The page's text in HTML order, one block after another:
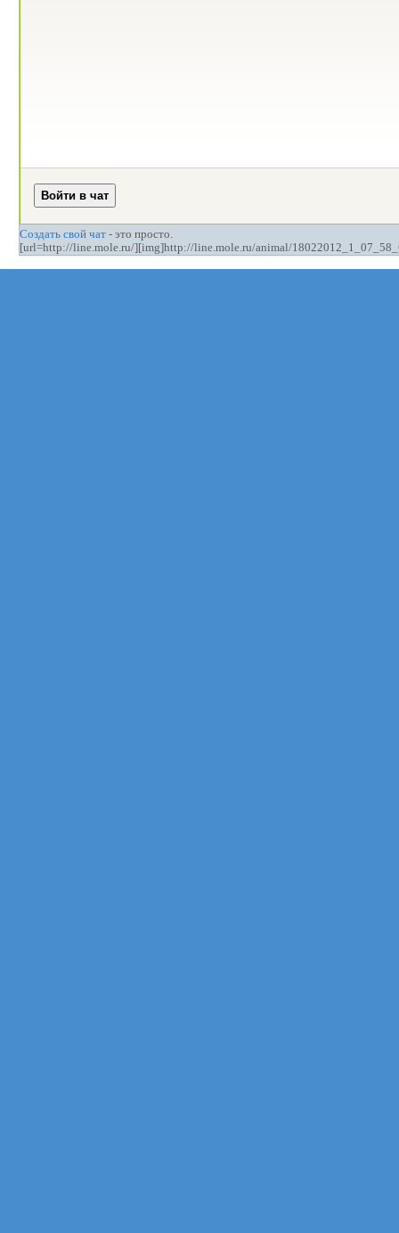
Создать свой чат - это просто.
[url=http://line.mole.ru/][img]http://line.mole.ru/animal/